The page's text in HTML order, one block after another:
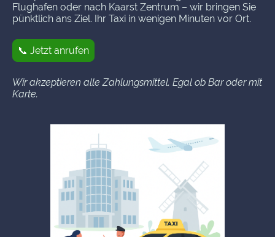
Flughafen oder nach Kaarst Zentrum – wir bringen Sie
pünktlich ans Ziel. Ihr Taxi in wenigen Minuten vor Ort.
📞 Jetzt anrufen
Wir akzeptieren alle Zahlungsmittel. Egal ob Bar oder mit
Karte.